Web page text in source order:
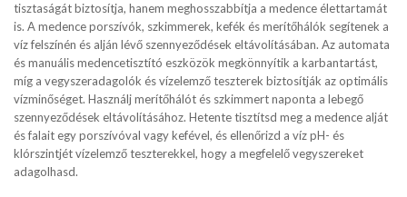
tisztaságát biztosítja, hanem meghosszabbítja a medence élettartamát
is. A medence porszívók, szkimmerek, kefék és merítőhálók segítenek a
víz felszínén és alján lévő szennyeződések eltávolításában. Az automata
és manuális medencetisztító eszközök megkönnyítik a karbantartást,
míg a vegyszeradagolók és vízelemző teszterek biztosítják az optimális
vízminőséget. Használj merítőhálót és szkimmert naponta a lebegő
szennyeződések eltávolításához. Hetente tisztítsd meg a medence alját
és falait egy porszívóval vagy kefével, és ellenőrizd a víz pH- és
klórszintjét vízelemző teszterekkel, hogy a megfelelő vegyszereket
adagolhasd.